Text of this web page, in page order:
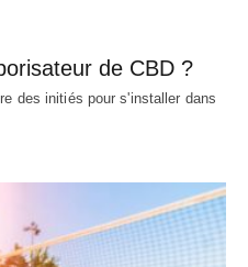
de CBD ?
des initiés pour s'installer dans